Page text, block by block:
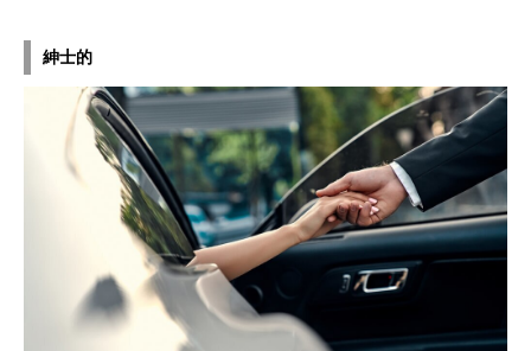
紳士的